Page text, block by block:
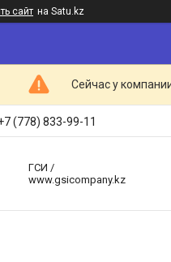
сайт на Satu.kz
Сейчас у
(778) 833-99-11
ГСИ /
www.gsicompany.kz